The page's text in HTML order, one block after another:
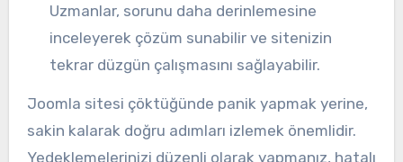
Uzmanlar, sorunu daha derinlemesine
inceleyerek çözüm sunabilir ve sitenizin
tekrar düzgün çalışmasını sağlayabilir.
Joomla sitesi çöktüğünde panik yapmak yerine,
sakin kalarak doğru adımları izlemek önemlidir.
Yedeklemelerinizi düzenli olarak yapmanız, hatalı